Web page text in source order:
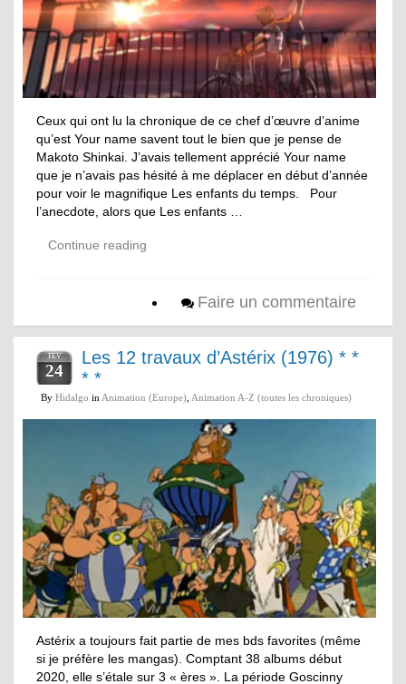
Ceux qui ont lu la chronique de ce chef d’œuvre d’anime
qu’est Your name savent tout le bien que je pense de
Makoto Shinkai. J’avais tellement apprécié Your name
que je n’avais pas hésité à me déplacer en début d’année
pour voir le magnifique Les enfants du temps. Pour
l’anecdote, alors que Les enfants …
Continue reading
Faire un commentaire
FÉV
24
Les 12 travaux d’Astérix (1976) * *
* *
By Hidalgo in Animation (Europe) Animation A-Z (toutes les chroniques)
Astérix a toujours fait partie de mes bds favorites (même
si je préfère les mangas). Comptant 38 albums début
2020, elle s’étale sur 3 « ères ». La période Goscinny